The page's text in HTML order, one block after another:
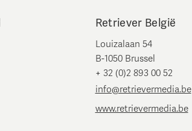
Retriever België
Louizalaan 54
B-1050 Brussel
+ 32 (0)2 893 00 52
info@retrievermedia.be
www.retrievermedia.be